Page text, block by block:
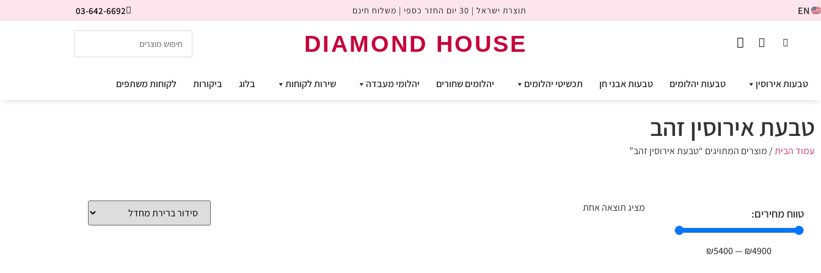
EN תוצרת ישראל | 30 יום החזר כספי | משלוח חינם 03-642-6692
DIAMOND HOUSE
טבעות אירוסין טבעות יהלומים טבעות אבני חן תכשיטי יהלומים יהלומים שחורים יהלומי מעבדה שירות לקוחות בלוג ביקורות לקוחות משתפים
טבעת אירוסין זהב
עמוד הבית/ מוצרים המתויגים “טבעת אירוסין זהב”
טווח מחירים:
₪4900
—
₪5400
מציג תוצאה אחת